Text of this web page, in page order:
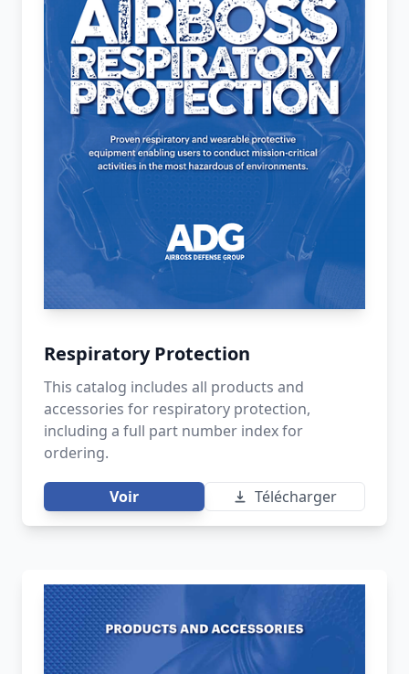
Respiratory Protection
This catalog includes all products and
accessories for respiratory protection,
including a full part number index for
ordering.
Voir Télécharger